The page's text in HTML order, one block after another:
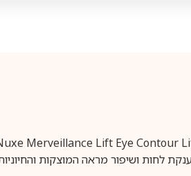
לחות ושיפור מראה המוצקות